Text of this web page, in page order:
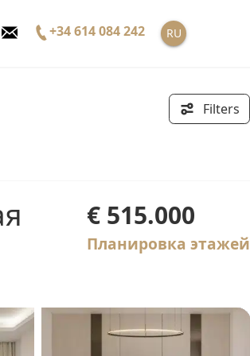
+34 614 084 242 RU
Filters
€ 515.000
Планировка этажей